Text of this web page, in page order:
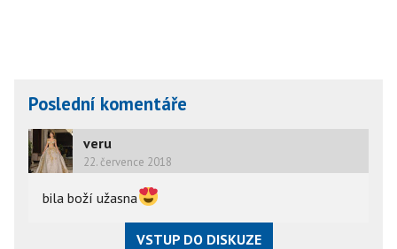
Poslední komentáře
veru
22. července 2018
bila boží užasna
VSTUP DO DISKUZE